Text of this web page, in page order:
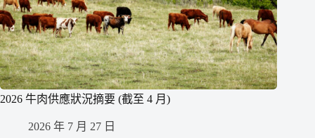
2026 牛肉供應狀況摘要 (截至 4 月)
2026 年 7 月 27 日